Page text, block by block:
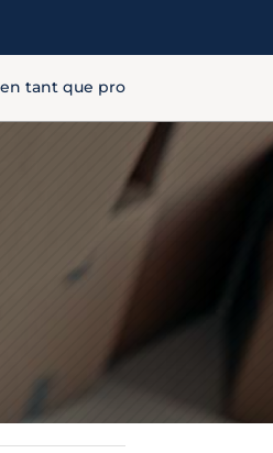
en tant que pro